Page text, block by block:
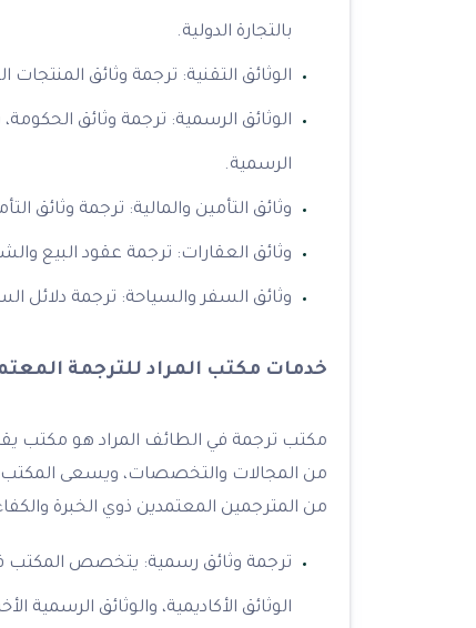
بالتجارة الدولية.
الوثائق التقنية: ترجمة وثائق
الوثائق الرسمية: ترجمة وثائق
الرسمية.
وثائق التأمين والمالية: ترجمة وثائق
وثائق العقارات: ترجمة عقود البيع
وثائق السفر والسياحة: ترجمة دلائل
خدمات مكتب المراد للترجمة
مكتب ترجمة في الطائف المراد هو مكتب
من المجالات والتخصصات، ويسعى المكتب
من المترجمين المعتمدين ذوي الخبرة
ترجمة وثائق رسمية: يتخصص المكتب في
الوثائق الأكاديمية، والوثائق الرسمية